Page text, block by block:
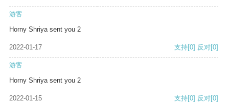
游客
Horny Shriya sent you 2
2022-01-17 支持[0] 反对[0]
游客
Horny Shriya sent you 2
2022-01-15 支持[0] 反对[0]